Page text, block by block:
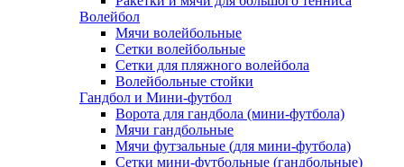
Волейбол
Мячи волейбольные
Сетки волейбольные
Сетки для пляжного волейбола
Волейбольные стойки
Гандбол и Мини-футбол
Ворота для гандбола (мини-футбола)
Мячи гандбольные
Мячи футзальные (для мини-футбола)
Сетки мини-футбольные (гандбольные)